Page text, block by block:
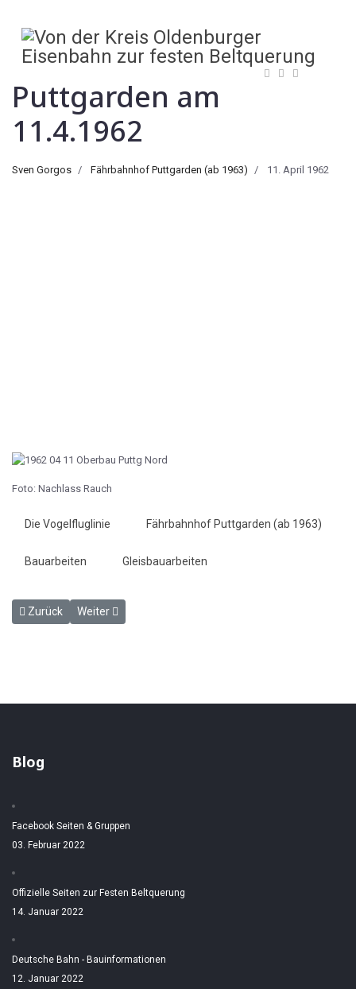
Puttgarden am
11.4.1962
Sven Gorgos Fährbahnhof Puttgarden (ab 1963) 11. April 1962
Foto: Nachlass Rauch
Die Vogelfluglinie Fährbahnhof Puttgarden (ab 1963)
Bauarbeiten Gleisbauarbeiten
Vorheriger Beitrag: Nachtschicht beim Bau der Fährbetten in
Zurück Nächster Beitrag: Die Bauarbeiten am Fährhafen
Weiter
Blog
Facebook Seiten & Gruppen
03. Februar 2022
Offizielle Seiten zur Festen Beltquerung
14. Januar 2022
Deutsche Bahn - Bauinformationen
12. Januar 2022